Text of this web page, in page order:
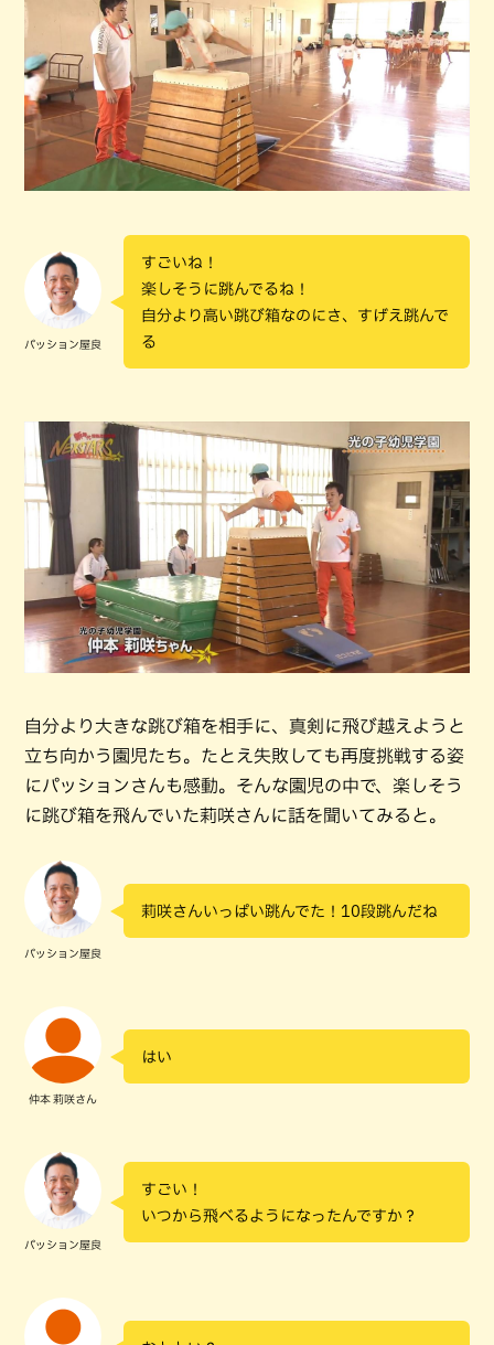
パッション屋良
すごいね！
楽しそうに跳んでるね！
自分より高い跳び箱なのにさ、すげえ跳んで
る
自分より大きな跳び箱を相手に、真剣に飛び越えようと
立ち向かう園児たち。たとえ失敗しても再度挑戦する姿
にパッションさんも感動。そんな園児の中で、楽しそう
に跳び箱を飛んでいた莉咲さんに話を聞いてみると。
パッション屋良
莉咲さんいっぱい跳んでた！10段跳んだね
仲本 莉咲さん
はい
パッション屋良
すごい！
いつから飛べるようになったんですか？